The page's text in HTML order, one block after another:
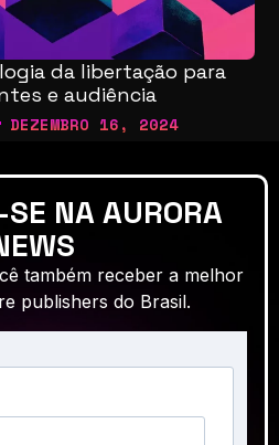
da libertação para
e audiência
DEZEMBRO 16, 2024
NA AURORA
também receber a melhor
publishers do Brasil.